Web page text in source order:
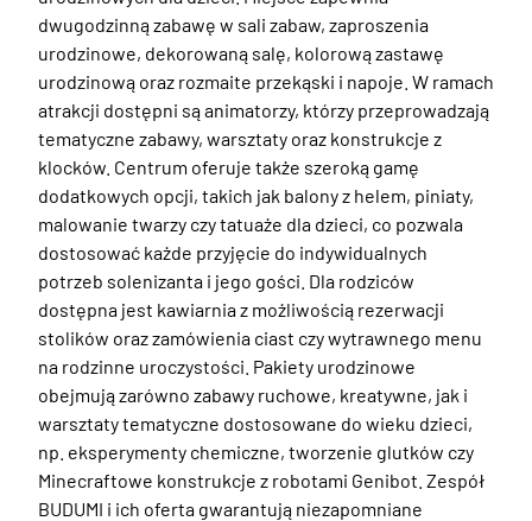
dwugodzinną zabawę w sali zabaw, zaproszenia
urodzinowe, dekorowaną salę, kolorową zastawę
urodzinową oraz rozmaite przekąski i napoje. W ramach
atrakcji dostępni są animatorzy, którzy przeprowadzają
tematyczne zabawy, warsztaty oraz konstrukcje z
klocków. Centrum oferuje także szeroką gamę
dodatkowych opcji, takich jak balony z helem, piniaty,
malowanie twarzy czy tatuaże dla dzieci, co pozwala
dostosować każde przyjęcie do indywidualnych
potrzeb solenizanta i jego gości. Dla rodziców
dostępna jest kawiarnia z możliwością rezerwacji
stolików oraz zamówienia ciast czy wytrawnego menu
na rodzinne uroczystości. Pakiety urodzinowe
obejmują zarówno zabawy ruchowe, kreatywne, jak i
warsztaty tematyczne dostosowane do wieku dzieci,
np. eksperymenty chemiczne, tworzenie glutków czy
Minecraftowe konstrukcje z robotami Genibot. Zespół
BUDUMI i ich oferta gwarantują niezapomniane